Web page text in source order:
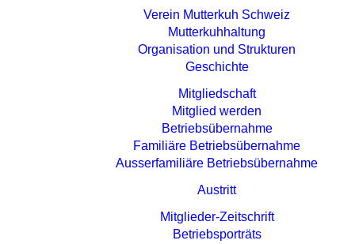
Verein Mutterkuh Schweiz
Mutterkuhhaltung
Organisation und Strukturen
Geschichte
Mitgliedschaft
Mitglied werden
Betriebsübernahme
Familiäre Betriebsübernahme
Ausserfamiliäre Betriebsübernahme
Austritt
Mitglieder-Zeitschrift
Betriebsporträts